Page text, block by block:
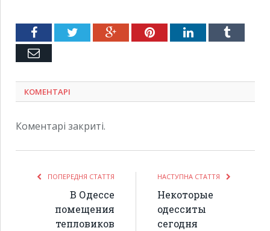
FacebookTwitter Google+PinterestLinkedInTumblr
Емейл
КОМЕНТАРІ
Коментарі закриті.
ПОПЕРЕДНЯ СТАТТЯ
В Одессе
помещения
тепловиков
НАСТУПНА СТАТТЯ
Некоторые
одесситы
сегодня